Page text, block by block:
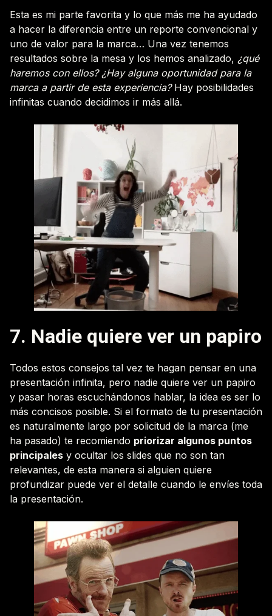
Esta es mi parte favorita y lo que más me ha ayudado
a hacer la diferencia entre un reporte convencional y
uno de valor para la marca… Una vez tenemos
resultados sobre la mesa y los hemos analizado, ¿qué
haremos con ellos? ¿Hay alguna oportunidad para la
marca a partir de esta experiencia? Hay posibilidades
infinitas cuando decidimos ir más allá.
7. Nadie quiere ver un papiro
Todos estos consejos tal vez te hagan pensar en una
presentación infinita, pero nadie quiere ver un papiro
y pasar horas escuchándonos hablar, la idea es ser lo
más concisos posible. Si el formato de tu presentación
es naturalmente largo por solicitud de la marca (me
ha pasado) te recomiendo priorizar algunos puntos
principales y ocultar los slides que no son tan
relevantes, de esta manera si alguien quiere
profundizar puede ver el detalle cuando le envíes toda
la presentación.